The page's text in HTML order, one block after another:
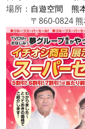
場所： 自遊空間 熊
〒860-0824 熊本